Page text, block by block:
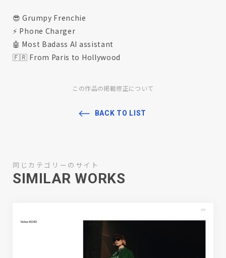
😎 Grumpy Frenchie
⚡️ Phone Charger
🤖 Most Badass AI assistant
🇫🇷 From Paris to Hollywood
この作品の掲載修正について
BACK TO LIST
同じカテゴリーのサイト
SIMILAR WORKS